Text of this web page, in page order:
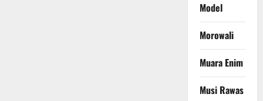
Model
Morowali
Muara Enim
Musi Rawas